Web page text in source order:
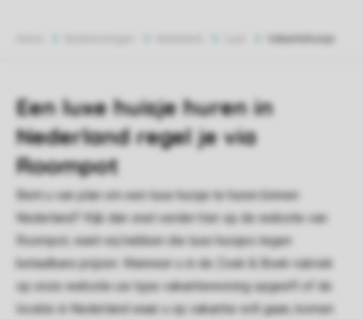
Een luxe huisje huren in
Nederland regel je via
Roompot
Bent u van plan om een luxe huisje te huren binnen
Nederland? Kijk dan snel verder hier op de website van
Roompot, want wij hebben die luxe huisjes tegen
betaalbare prijzen. Wanneer u in de Zoek & Boek-rubriek
op onze website uw type vakantiewoning opgeeft of de
locatie in Nederland waar u op vakantie wilt gaan, komen